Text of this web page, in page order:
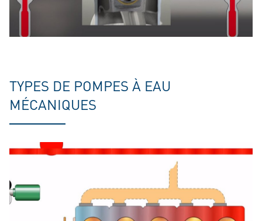
TYPES DE POMPES À EAU
MÉCANIQUES